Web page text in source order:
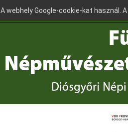
A webhely Google-cookie-kat használ.